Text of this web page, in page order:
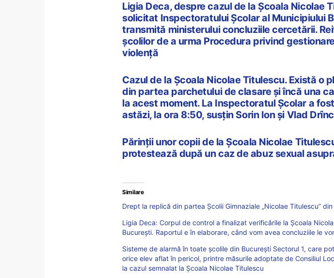
Ligia Deca, despre cazul de la Școala Nicolae
solicitat Inspectoratului Școlar al Municipiului
transmită ministerului concluziile cercetării.
școlilor de a urma Procedura privind
violență
Cazul de la Școala Nicolae Titulescu. Există o
din partea parchetului de clasare și încă una
la acest moment. La Inspectoratul Școlar a
astăzi, la ora 8:50, susțin Sorin Ion și Vlad
Părinții unor copii de la Școala Nicolae
protestează după un caz de abuz sexual
Similare
Drept la replică din partea Școlii Gimnaziale „Nicolae Titulescu”
Ligia Deca: Corpul de control a finalizat verificările la Școala
București. Raportul e în elaborare, când vom avea concluziile le
Sisteme de alarmă în toate școlile din București Sectorul 1, care
orice elev aflat în pericol, printre măsurile adoptate de Consiliul
la cazul semnalat la Școala Nicolae Titulescu